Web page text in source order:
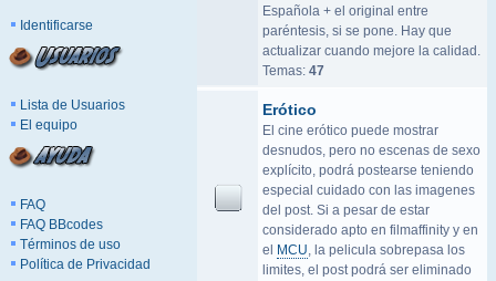
Identificarse
Lista de Usuarios
El equipo
FAQ
FAQ BBcodes
Términos de uso
Política de Privacidad
Española + el original entre
paréntesis, si se pone. Hay que
actualizar cuando mejore la calidad.
Temas: 47
Erótico
El cine erótico puede mostrar
desnudos, pero no escenas de sexo
explícito, podrá postearse teniendo
especial cuidado con las imagenes
del post. Si a pesar de estar
considerado apto en filmaffinity y en
el
MCU, la pelicula sobrepasa los
limites, el post podrá ser eliminado